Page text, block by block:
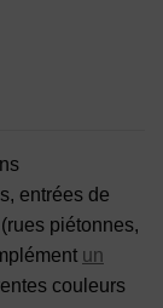
entrées de
piétonnes,
un
couleurs